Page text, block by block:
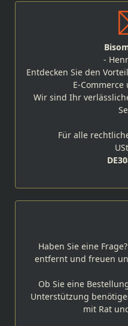
-
Entdecken Sie den
E-
Wir sind Ihr
Für alle
Haben Sie eine
entfernt und freuen
Ob Sie eine
Unterstützung
mit Rat